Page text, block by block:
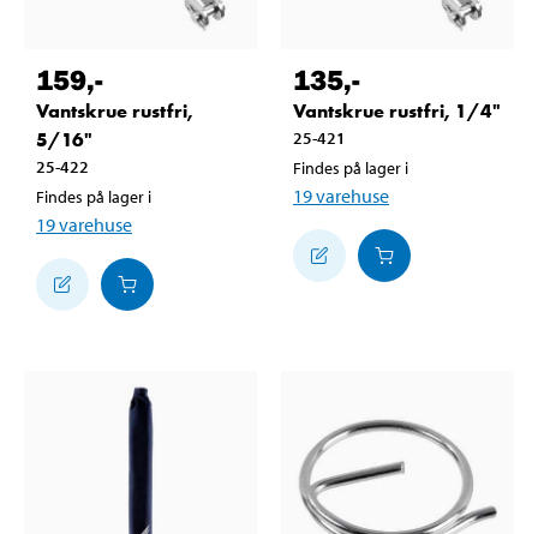
159,-
Vantskrue rustfri,
5/16"
25-422
Findes på lager i
19varehuse
135,-
Vantskrue rustfri, 1/4"
25-421
Findes på lager i
19varehuse